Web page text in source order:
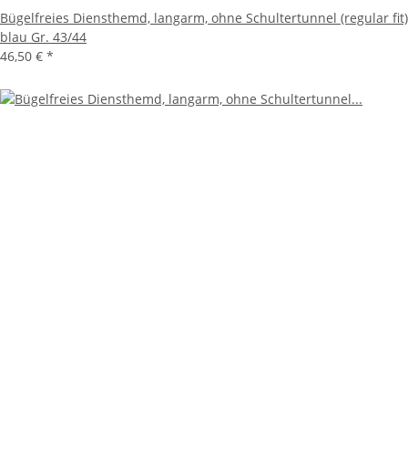
Bügelfreies Diensthemd, langarm, ohne Schultertunnel (regular fit)
blau Gr. 43/44
46,50 € *